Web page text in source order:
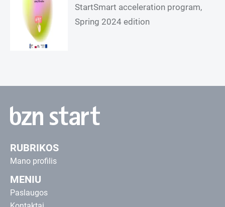
StartSmart acceleration program,
Spring 2024 edition
RUBRIKOS
Mano profilis
MENIU
Paslaugos